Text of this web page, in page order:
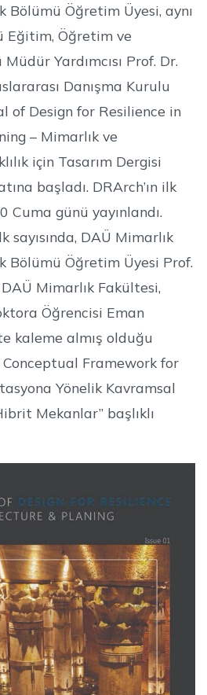
Bölümü Öğretim Üyesi, aynı
Eğitim, Öğretim ve
Yardımcısı Prof. Dr.
Danışma Kurulu
of Design for Resilience in
– Mimarlık ve
için Tasarım Dergisi
başladı. DRArch’ın ilk
Cuma günü yayınlandı.
DAÜ Mimarlık
Bölümü Öğretim Üyesi Prof.
DAÜ Mimarlık Fakültesi,
Öğrencisi Eman
kaleme almış olduğu
Conceptual Framework for
Yönelik Kavramsal
Mekanlar” başlıklı